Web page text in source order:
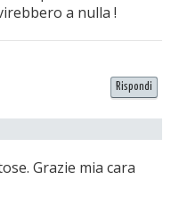
a nulla !
Grazie mia cara
Rispondi